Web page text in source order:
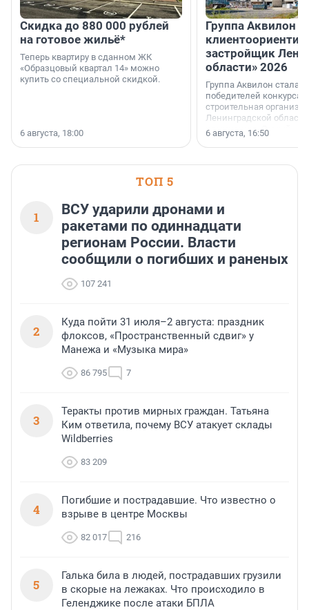
Скидка до 880 000 рублей
на готовое жильё*
Теперь квартиру в сданном ЖК
«Образцовый квартал 14» можно
купить со специальной скидкой.
6 августа, 18:00
Группа Аквилон
застройщик
области» 2026
Группа Аквилон стала
победителей конкурса
строительная
Ленинградской области
номинации «Самый
застройщик
6 августа, 16:50
ТОП 5
1
ВСУ ударили дронами и
ракетами по одиннадцати
регионам России. Власти
сообщили о погибших и раненых
107 241
2
Куда пойти 31 июля–2 августа: праздник
флоксов, «Пространственный сдвиг» у
Манежа и «Музыка мира»
86 795 7
3
Теракты против мирных граждан. Татьяна
Ким ответила, почему ВСУ атакует склады
Wildberries
83 209
4
Погибшие и пострадавшие. Что известно о
взрыве в центре Москвы
82 017 216
5
Галька била в людей, пострадавших грузили
в скорые на лежаках. Что происходило в
Геленджике после атаки БПЛА